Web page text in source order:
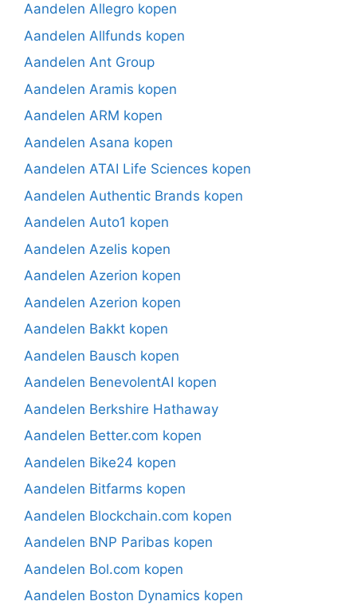
Aandelen Allegro kopen
Aandelen Allfunds kopen
Aandelen Ant Group
Aandelen Aramis kopen
Aandelen ARM kopen
Aandelen Asana kopen
Aandelen ATAI Life Sciences kopen
Aandelen Authentic Brands kopen
Aandelen Auto1 kopen
Aandelen Azelis kopen
Aandelen Azerion kopen
Aandelen Azerion kopen
Aandelen Bakkt kopen
Aandelen Bausch kopen
Aandelen BenevolentAI kopen
Aandelen Berkshire Hathaway
Aandelen Better.com kopen
Aandelen Bike24 kopen
Aandelen Bitfarms kopen
Aandelen Blockchain.com kopen
Aandelen BNP Paribas kopen
Aandelen Bol.com kopen
Aandelen Boston Dynamics kopen